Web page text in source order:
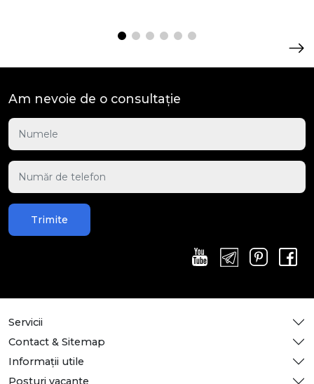
Am nevoie de o consultație
Trimite
Servicii
Contact & Sitemap
Informații utile
Posturi vacante